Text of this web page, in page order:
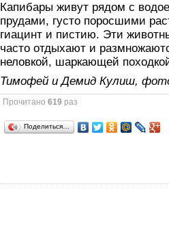
Капибары живут рядом с
прудами, густо поросшими
гиацинт и пистию. Эти
часто отдыхают и
неловкой, шаркающей
Тимофей и Демид Кулиш,
Прочитано619 раз
Поделиться…